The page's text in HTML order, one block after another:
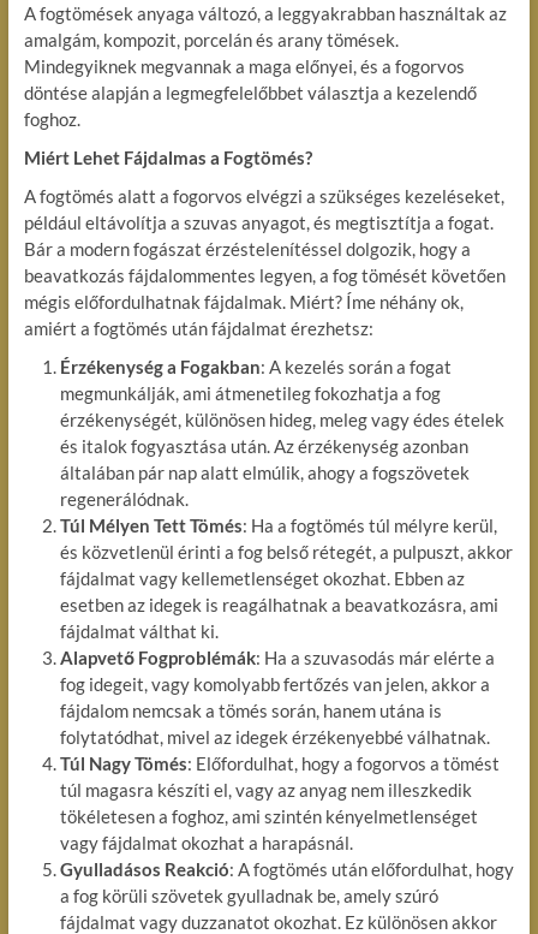
A fogtömések anyaga változó, a leggyakrabban használtak az
amalgám, kompozit, porcelán és arany tömések.
Mindegyiknek megvannak a maga előnyei, és a fogorvos
döntése alapján a legmegfelelőbbet választja a kezelendő
foghoz.
Miért Lehet Fájdalmas a Fogtömés?
A fogtömés alatt a fogorvos elvégzi a szükséges kezeléseket,
például eltávolítja a szuvas anyagot, és megtisztítja a fogat.
Bár a modern fogászat érzéstelenítéssel dolgozik, hogy a
beavatkozás fájdalommentes legyen, a fog tömését követően
mégis előfordulhatnak fájdalmak. Miért? Íme néhány ok,
amiért a fogtömés után fájdalmat érezhetsz:
Érzékenység a Fogakban: A kezelés során a fogat
megmunkálják, ami átmenetileg fokozhatja a fog
érzékenységét, különösen hideg, meleg vagy édes ételek
és italok fogyasztása után. Az érzékenység azonban
általában pár nap alatt elmúlik, ahogy a fogszövetek
regenerálódnak.
Túl Mélyen Tett Tömés: Ha a fogtömés túl mélyre kerül,
és közvetlenül érinti a fog belső rétegét, a pulpuszt, akkor
fájdalmat vagy kellemetlenséget okozhat. Ebben az
esetben az idegek is reagálhatnak a beavatkozásra, ami
fájdalmat válthat ki.
Alapvető Fogproblémák: Ha a szuvasodás már elérte a
fog idegeit, vagy komolyabb fertőzés van jelen, akkor a
fájdalom nemcsak a tömés során, hanem utána is
folytatódhat, mivel az idegek érzékenyebbé válhatnak.
Túl Nagy Tömés: Előfordulhat, hogy a fogorvos a tömést
túl magasra készíti el, vagy az anyag nem illeszkedik
tökéletesen a foghoz, ami szintén kényelmetlenséget
vagy fájdalmat okozhat a harapásnál.
Gyulladásos Reakció: A fogtömés után előfordulhat, hogy
a fog körüli szövetek gyulladnak be, amely szúró
fájdalmat vagy duzzanatot okozhat. Ez különösen akkor